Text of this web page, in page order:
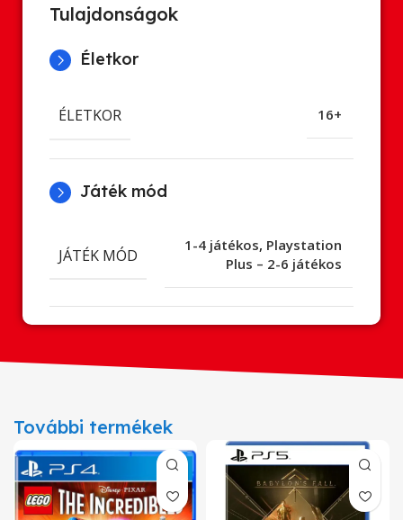
Tulajdonságok
Életkor
ÉLETKOR 16+
Játék mód
JÁTÉK MÓD
1-4 játékos, Playstation
Plus – 2-6 játékos
További termékek